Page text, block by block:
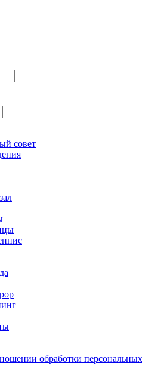
совет
обработки персональных